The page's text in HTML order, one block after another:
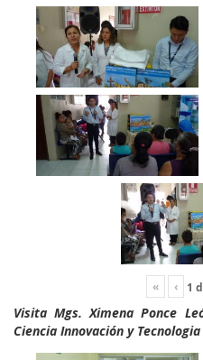
« ‹ 1
Visita Mgs. Ximena Ponce
Ciencia Innovación y